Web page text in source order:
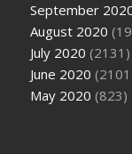
September
August 2020
July 2020 (2131)
June 2020
May 2020 (823)